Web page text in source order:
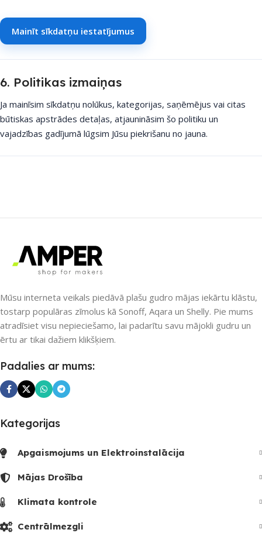
Mainīt sīkdatņu iestatījumus
6. Politikas izmaiņas
Ja mainīsim sīkdatņu nolūkus, kategorijas, saņēmējus vai citas
būtiskas apstrādes detaļas, atjaunināsim šo politiku un
vajadzības gadījumā lūgsim Jūsu piekrišanu no jauna.
Mūsu interneta veikals piedāvā plašu gudro mājas iekārtu klāstu,
tostarp populāras zīmolus kā Sonoff, Aqara un Shelly. Pie mums
atradīsiet visu nepieciešamo, lai padarītu savu mājokli gudru un
ērtu ar tikai dažiem klikšķiem.
Padalies ar mums:
Kategorijas
Apgaismojums un Elektroinstalācija
Mājas Drošība
Klimata kontrole
Centrālmezgli